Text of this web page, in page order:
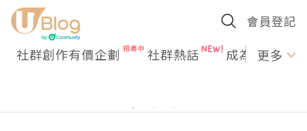
會員登記
社群創作有價企劃 社群熱話 成為U更多